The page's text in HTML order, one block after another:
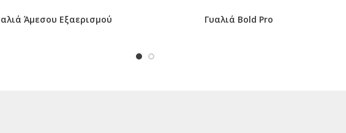
Άμεσου Εξαερισμού Γυαλιά Bold Pro